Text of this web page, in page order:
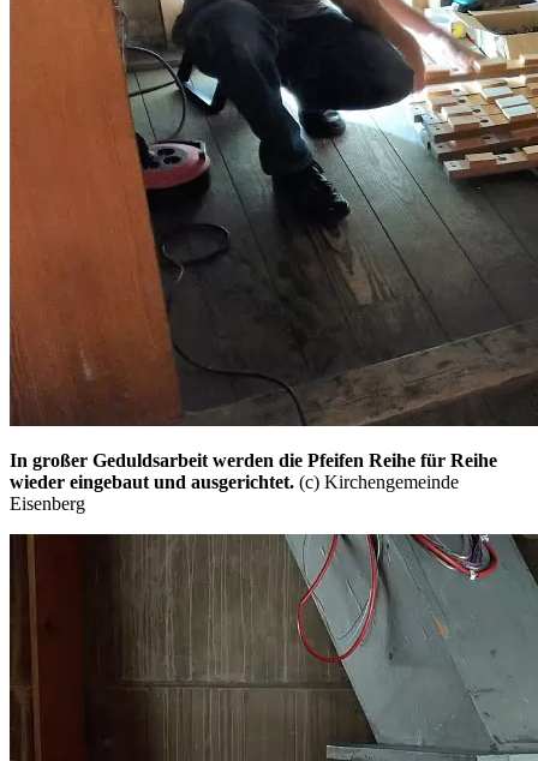
In großer Geduldsarbeit werden die Pfeifen Reihe für Reihe
wieder eingebaut und ausgerichtet. (c) Kirchengemeinde
Eisenberg